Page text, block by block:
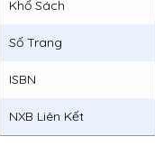
Khổ Sách
Số Trang
ISBN
NXB Liên Kết